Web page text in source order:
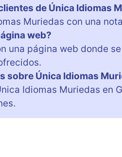
de Única Idiomas
Muriedas con una
web?
una página web donde
sobre Única Idiomas
Idiomas Muriedas en